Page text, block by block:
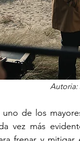
Autoria:
de los
vez más